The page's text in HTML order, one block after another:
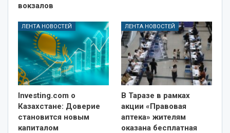
вокзалов
ЛЕНТА НОВОСТЕЙ
Investing.com о
Казахстане: Доверие
становится новым
капиталом
ЛЕНТА НОВОСТЕЙ
В Таразе в рамках
акции «Правовая
аптека» жителям
оказана бесплатная